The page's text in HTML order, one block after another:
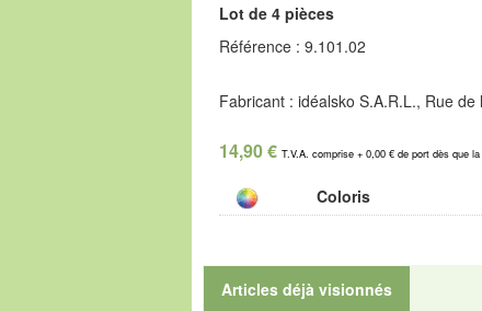
Lot de 4 pièces
Référence : 9.101.02
Fabricant : idéalsko S.A.R.L., Rue
14,90 € T.V.A. comprise + 0,00 € de port dès que
Coloris
Articles déjà visionnés